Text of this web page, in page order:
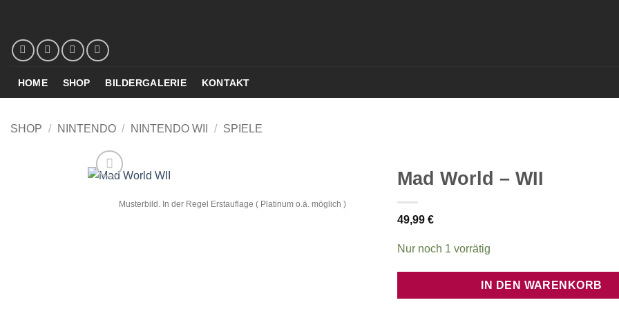
springen
HOME SHOP BILDERGALERIE KONTAKT
SHOP / NINTENDO / NINTENDO WII / SPIELE
Musterbild. In der Regel Erstauflage ( Platinum o.ä. möglich )
Mad World – WII
49,99 €
Nur noch 1 vorrätig
IN DEN WARENKORB